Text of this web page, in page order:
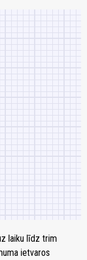
laiku līdz trim
ietvaros